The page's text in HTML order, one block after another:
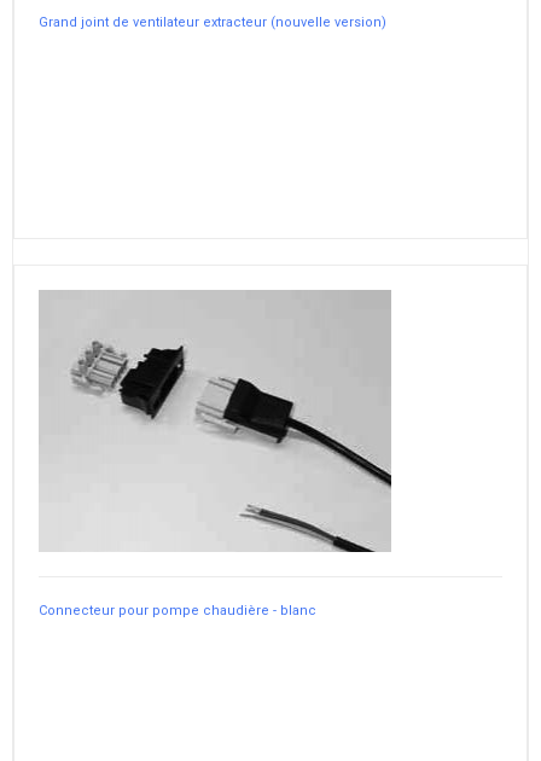
Grand joint de ventilateur extracteur (nouvelle version)
Connecteur pour pompe chaudière - blanc